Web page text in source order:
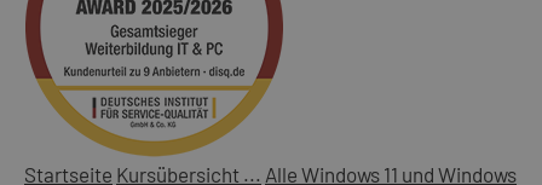
Startseite Kursübersicht ... Alle Windows 11 und Windows